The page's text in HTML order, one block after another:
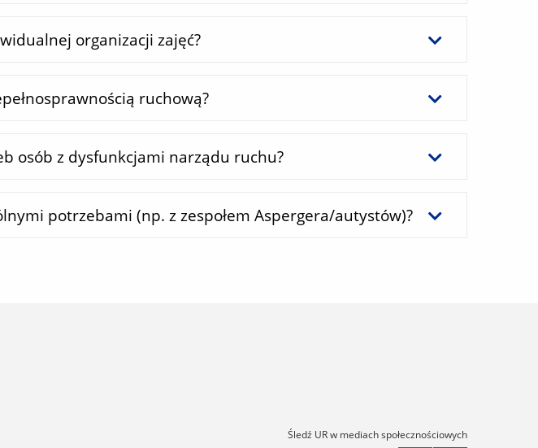
organizacji zajęć?
ruchową?
osób z dysfunkcjami narządu ruchu?
potrzebami (np. z zespołem Aspergera/autystów)?
Śledź UR w mediach społecznościowych